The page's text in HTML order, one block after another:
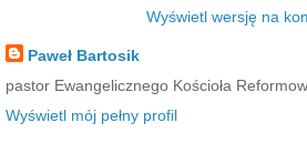
Wyświetl wersję na
Paweł Bartosik
pastor Ewangelicznego Kościoła
Wyświetl mój pełny profil